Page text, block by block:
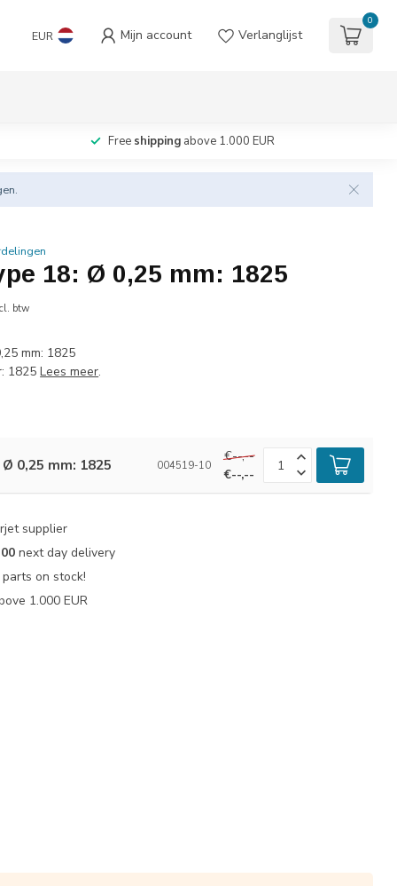
EUR Mijn account Verlanglijst
0
Free shipping above 1.000 EUR
18: Ø 0,25 mm: 1825
btw
mm: 1825
1825Lees meer.
0,25 mm: 1825 004519-10
€--,--
€--,--
supplier
next day delivery
parts on stock!
1.000 EUR